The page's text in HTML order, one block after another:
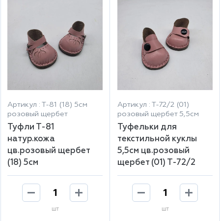
Артикул : Т-81 (18) 5см
розовый щербет
Туфли Т-81
натур.кожа
цв.розовый щербет
(18) 5см
шт
Артикул : Т-72/2 (01)
розовый щербет 5,5см
Туфельки для
текстильной куклы
5,5см цв.розовый
щербет (01) Т-72/2
шт